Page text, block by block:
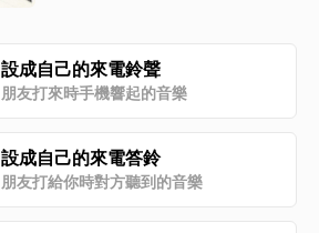
設成自己的來電鈴聲
朋友打來時手機響起的音樂
設成自己的來電答鈴
朋友打給你時對方聽到的音樂